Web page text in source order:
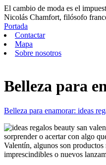
El cambio de moda es el
Nicolás Chamfort, filósofo
Portada
Contactar
Mapa
Sobre nosotros
Belleza para
Belleza para enamorar: ideas
sorprender o acertar con algo
Valentín, algunos son productos
imprescindibles o nuevos